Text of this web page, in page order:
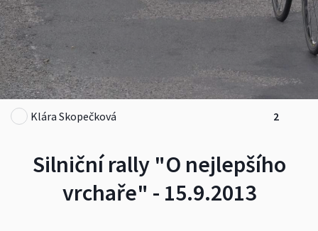
Silniční rally "O nejlepšího
vrchaře" - 15.9.2013
Klára Skopečková 2